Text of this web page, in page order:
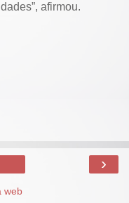
afirmou.
›
web